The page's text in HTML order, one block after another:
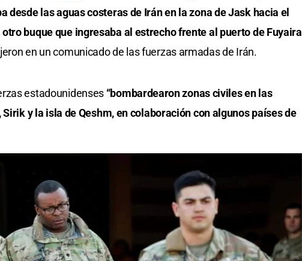
desde las aguas costeras de Irán en la zona de Jask hacia el
buque que ingresaba al estrecho frente al puerto de Fuyaira
en un comunicado de las fuerzas armadas de Irán.
estadounidenses “bombardearon zonas civiles en las
y la isla de Qeshm, en colaboración con algunos países de